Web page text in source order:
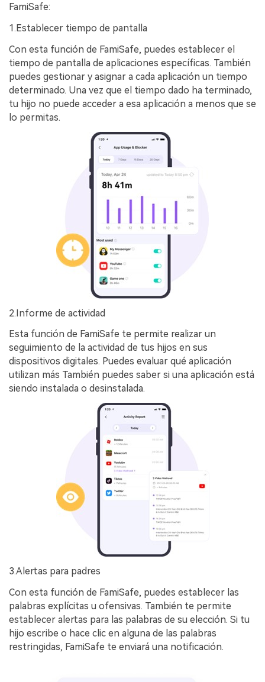
FamiSafe:
1.Establecer tiempo de pantalla
Con esta función de FamiSafe, puedes establecer el
tiempo de pantalla de aplicaciones específicas. También
puedes gestionar y asignar a cada aplicación un tiempo
determinado. Una vez que el tiempo dado ha terminado,
tu hijo no puede acceder a esa aplicación a menos que se
lo permitas.
2.Informe de actividad
Esta función de FamiSafe te permite realizar un
seguimiento de la actividad de tus hijos en sus
dispositivos digitales. Puedes evaluar qué aplicación
utilizan más También puedes saber si una aplicación está
siendo instalada o desinstalada.
3.Alertas para padres
Con esta función de FamiSafe, puedes establecer las
palabras explícitas u ofensivas. También te permite
establecer alertas para las palabras de su elección. Si tu
hijo escribe o hace clic en alguna de las palabras
restringidas, FamiSafe te enviará una notificación.